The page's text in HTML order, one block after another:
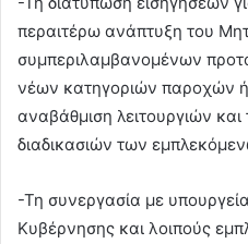
περαιτέρω ανάπτυξη του
συμπεριλαμβανομένων
νέων κατηγοριών παροχών
αναβάθμιση λειτουργιών
διαδικασιών των
-Τη συνεργασία με
Κυβέρνησης και λοιπούς